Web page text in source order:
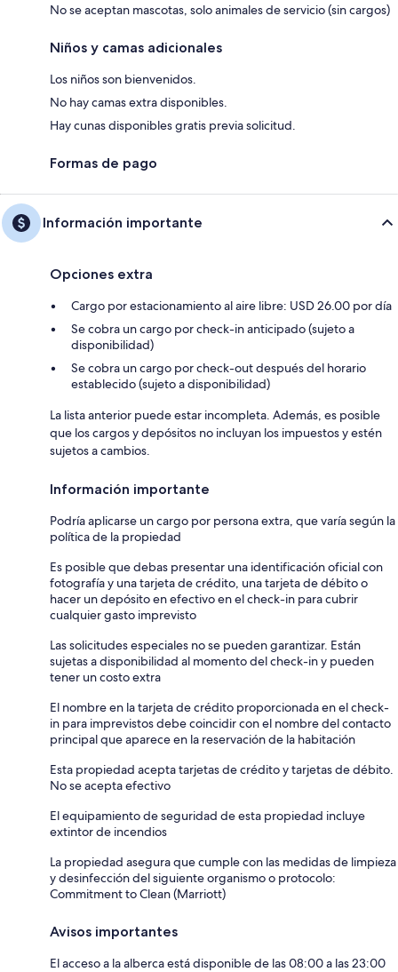
No se aceptan mascotas, solo animales de servicio (sin cargos)
Niños y camas adicionales
Los niños son bienvenidos.
No hay camas extra disponibles.
Hay cunas disponibles gratis previa solicitud.
Formas de pago
Información importante
Opciones extra
Cargo por estacionamiento al aire libre: USD 26.00 por día
Se cobra un cargo por check-in anticipado (sujeto a
disponibilidad)
Se cobra un cargo por check-out después del horario
establecido (sujeto a disponibilidad)
La lista anterior puede estar incompleta. Además, es posible
que los cargos y depósitos no incluyan los impuestos y estén
sujetos a cambios.
Información importante
Podría aplicarse un cargo por persona extra, que varía según la
política de la propiedad
Es posible que debas presentar una identificación oficial con
fotografía y una tarjeta de crédito, una tarjeta de débito o
hacer un depósito en efectivo en el check-in para cubrir
cualquier gasto imprevisto
Las solicitudes especiales no se pueden garantizar. Están
sujetas a disponibilidad al momento del check-in y pueden
tener un costo extra
El nombre en la tarjeta de crédito proporcionada en el check-
in para imprevistos debe coincidir con el nombre del contacto
principal que aparece en la reservación de la habitación
Esta propiedad acepta tarjetas de crédito y tarjetas de débito.
No se acepta efectivo
El equipamiento de seguridad de esta propiedad incluye
extintor de incendios
La propiedad asegura que cumple con las medidas de limpieza
y desinfección del siguiente organismo o protocolo:
Commitment to Clean (Marriott)
Avisos importantes
El acceso a la alberca está disponible de las 08:00 a las 23:00